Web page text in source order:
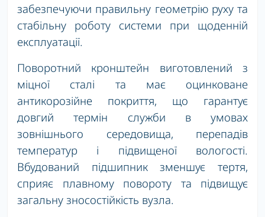
забезпечуючи правильну геометрію руху та
стабільну роботу системи при щоденній
експлуатації.
Поворотний кронштейн виготовлений з
міцної сталі та має оцинковане
антикорозійне покриття, що гарантує
довгий термін служби в умовах
зовнішнього середовища, перепадів
температур і підвищеної вологості.
Вбудований підшипник зменшує тертя,
сприяє плавному повороту та підвищує
загальну зносостійкість вузла.